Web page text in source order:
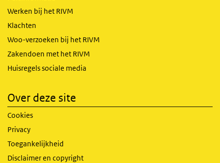
Werken bij het RIVM
Klachten
Woo-verzoeken bij het RIVM
Zakendoen met het RIVM
Huisregels sociale media
Over deze site
Cookies
Privacy
Toegankelijkheid
Disclaimer en copyright